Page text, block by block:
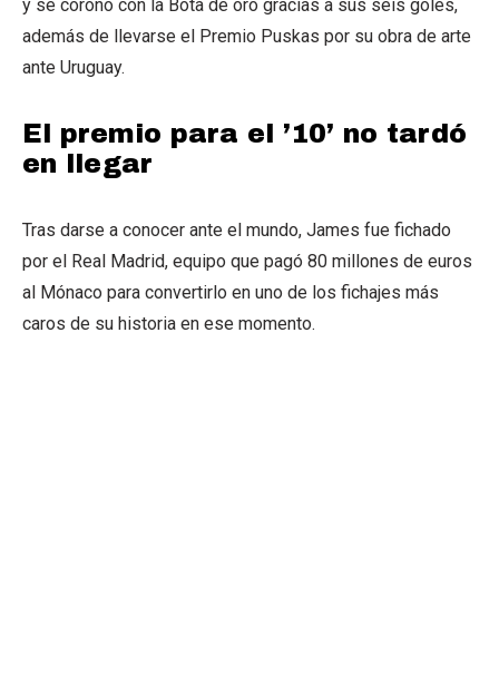
y se coronó con la Bota de oro gracias a sus seis goles,
además de llevarse el Premio Puskas por su obra de arte
ante Uruguay.
El premio para el ’10’ no tardó
en llegar
Tras darse a conocer ante el mundo, James fue fichado
por el Real Madrid, equipo que pagó 80 millones de euros
al Mónaco para convertirlo en uno de los fichajes más
caros de su historia en ese momento.